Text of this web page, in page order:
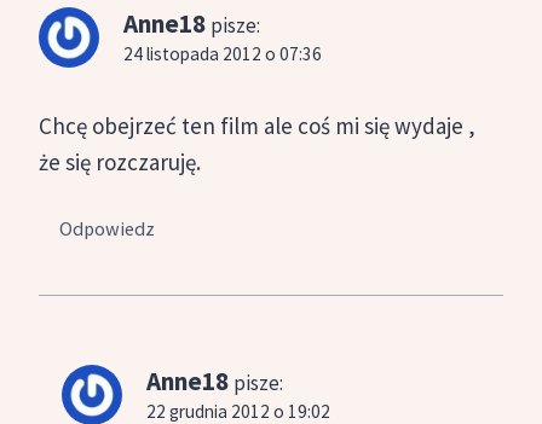
Anne18 pisze:
24 listopada 2012 o 07:36
Chcę obejrzeć ten film ale coś mi się wydaje ,
że się rozczaruję.
Odpowiedz
Anne18 pisze:
22 grudnia 2012 o 19:02